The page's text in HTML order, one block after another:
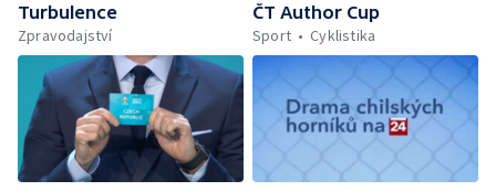
Turbulence
Zpravodajství
ČT Author Cup
Sport
Cyklistika